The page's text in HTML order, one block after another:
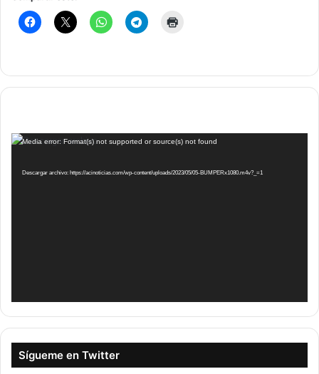
Reproductor
vídeo
Media error: Format(s) not supported or source(s) not found
Descargar archivo: https://acinoticias.com/wp-content/uploads/2023/05/05-BUMPERx1080.m4v?_=1
Sígueme en Twitter